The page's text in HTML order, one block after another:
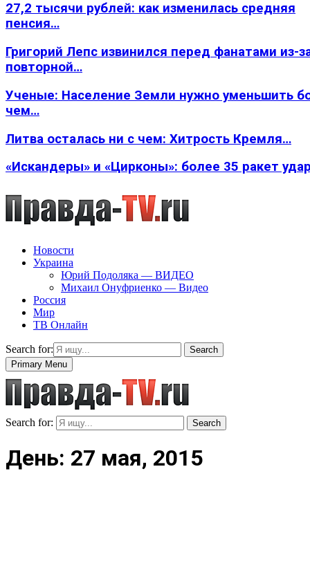
27,2 тысячи рублей: как изменилась средняя
пенсия…
Григорий Лепс извинился перед фанатами из-
повторной…
Ученые: Население Земли нужно уменьшить
чем…
Литва осталась ни с чем: Хитрость Кремля…
«Искандеры» и «Цирконы»: более 35 ракет
Новости
Украина
Юрий Подоляка — ВИДЕО
Михаил Онуфриенко — Видео
Россия
Мир
ТВ Онлайн
Search for:
Search
Primary Menu
Search for: Search
День: 27 мая, 2015